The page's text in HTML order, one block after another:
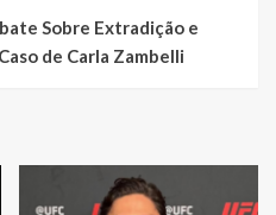
Sobre Extradição e
de Carla Zambelli